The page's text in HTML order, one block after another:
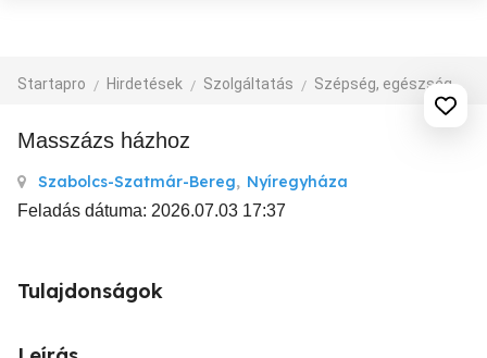
Startapro Hirdetések Szolgáltatás Szépség, egészség
Masszázs házhoz
Szabolcs-Szatmár-Bereg, Nyíregyháza
Feladás dátuma: 2026.07.03 17:37
Tulajdonságok